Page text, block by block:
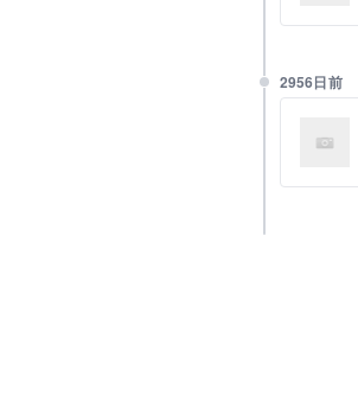
2956日前